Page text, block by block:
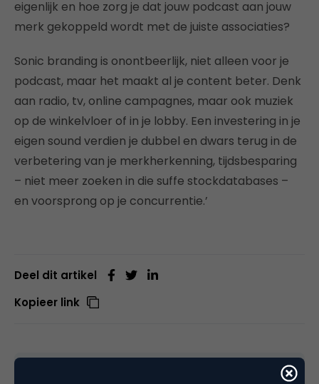
eigenlijk en hoe zorg je dat jouw podcast aan jouw
merk gekoppeld wordt met de juiste associaties?
Sonic branding is onontbeerlijk, niet alleen voor je
podcast, maar het maakt al je content beter. Denk
aan radio, tv, online campagnes, maar ook muziek
op de winkelvloer of in je lobby. Een investering in je
eigen sound verdien je dubbel en dwars terug in de
verbetering van je merkherkenning, tijdsbesparing
– niet meer zoeken in die suffe stockdatabases –
en voorsprong op je concurrentie.’
Deel dit artikel
Kopieer link